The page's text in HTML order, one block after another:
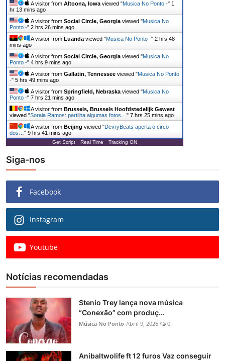
A visitor from Altoona, Iowa viewed "Musica No Ponto -" 1
hr 13 mins ago
A visitor from Social Circle, Georgia viewed "Musica No
Ponto -" 2 hrs 26 mins ago
A visitor from Luanda viewed "Musica No Ponto -" 2 hrs 48
mins ago
A visitor from Social Circle, Georgia viewed "Musica No
Ponto -" 4 hrs 9 mins ago
A visitor from Gallatin, Tennessee viewed "Musica No Ponto
-" 5 hrs 49 mins ago
A visitor from Springfield, Nebraska viewed "Musica No
Ponto -" 7 hrs 21 mins ago
A visitor from Brussels, Brussels Hoofdstedelijk Gewest
viewed "Soraia Ramos: partilha algumas fotos… " 7 hrs 25 mins ago
A visitor from Beijing viewed "DevryBeats aperta o circo
dos… " 9 hrs 41 mins ago
Get Script Real Time Tracking ON
Siga-nos
Facebook
Instagram
Youtube
Notícias recomendadas
Stenio Trey lança nova música
“Conexão” com produç...
Música No Ponto Abril 9, 2026 0
Anibaltwolife ft 12 furos Vaz conseguir